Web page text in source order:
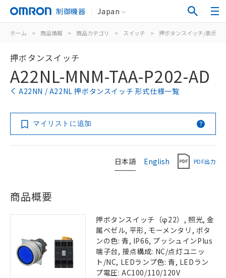
制御機器 Japan
ホーム > 商品情報 > 商品カテゴリ > スイッチ > 押ボタンスイッチ/表示灯
押ボタンスイッチ
A22NL-MNM-TAA-P202-AD
A22NN / A22NL 押ボタンスイッチ 形式仕様一覧
マイリストに追加
日本語 English PDF出力
商品概要
押ボタンスイッチ（φ22）, 照光, 金
属ベゼル, 平形, モーメンタリ, ボタ
ンの色: 青, IP66, プッシュインPlus
端子台, 接点構成: NC/点灯ユニッ
ト/NC, LEDランプ色: 青, LEDラン
プ電圧: AC100/110/120V